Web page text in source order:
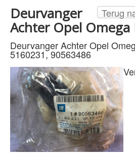
Diensten
Parts
Occasions
Kenteken gegevens
Contact
Terug
Deurvanger
Achter Opel Omega
Deurvanger Achter Opel
5160231, 90563486